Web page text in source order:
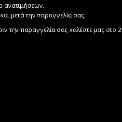
ανατιμήσεων.
μετά την παραγγελία σας.
την παραγγελία σας καλέστε μας στο